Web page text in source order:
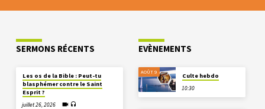
SERMONS RÉCENTS
Les os de la Bible : Peut-tu
blasphémer contre le Saint
Esprit ?
juillet 26, 2026
EVÈNEMENTS
AOÛT 9
Culte hebdo
10:30